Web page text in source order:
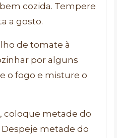
cozida. Tempere
a gosto.
de tomate à
por alguns
o fogo e misture o
coloque metade do
Despeje metade do